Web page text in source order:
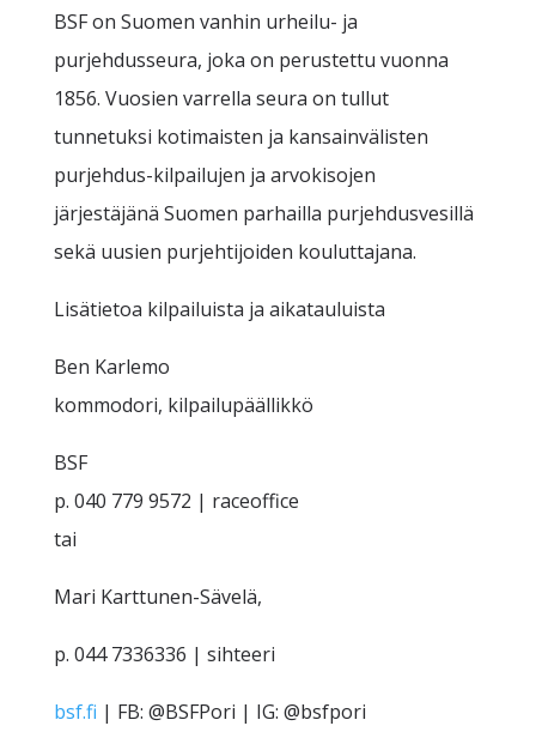
BSF on Suomen vanhin urheilu- ja
purjehdusseura, joka on perustettu vuonna
1856. Vuosien varrella seura on tullut
tunnetuksi kotimaisten ja kansainvälisten
purjehdus-kilpailujen ja arvokisojen
järjestäjänä Suomen parhailla purjehdusvesillä
sekä uusien purjehtijoiden kouluttajana.
Lisätietoa kilpailuista ja aikatauluista
Ben Karlemo
kommodori, kilpailupäällikkö
BSF
p. 040 779 9572 | raceoffice
tai
Mari Karttunen-Sävelä,
p. 044 7336336 | sihteeri
bsf.fi | FB: @BSFPori | IG: @bsfpori